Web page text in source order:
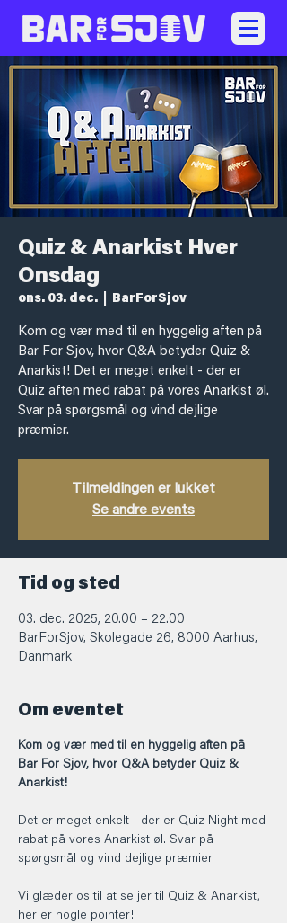
Quiz & Anarkist Hver
Onsdag
ons. 03. dec. BarForSjov
Kom og vær med til en hyggelig aften på
Bar For Sjov, hvor Q&A betyder Quiz &
Anarkist! Det er meget enkelt - der er
Quiz aften med rabat på vores Anarkist øl.
Svar på spørgsmål og vind dejlige
præmier.
Tilmeldingen er lukket
Se andre events
Tid og sted
03. dec. 2025, 20.00 – 22.00
BarForSjov, Skolegade 26, 8000 Aarhus,
Danmark
Om eventet
Kom og vær med til en hyggelig aften på
Bar For Sjov, hvor Q&A betyder Quiz &
Anarkist!
Det er meget enkelt - der er Quiz Night med
rabat på vores Anarkist øl. Svar på
spørgsmål og vind dejlige præmier.
Vi glæder os til at se jer til Quiz & Anarkist,
her er nogle pointer!